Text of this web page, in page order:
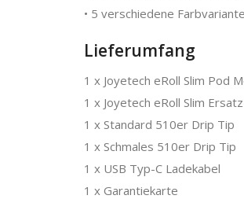
• 5 verschiedene
Lieferumfang
1 x Joyetech eRoll Slim Pod
1 x Joyetech eRoll Slim
1 x Standard 510er Drip Tip
1 x Schmales 510er Drip Tip
1 x USB Typ-C Ladekabel
1 x Garantiekarte